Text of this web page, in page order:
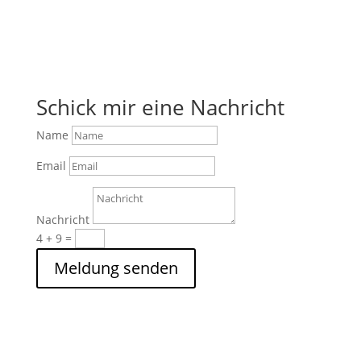
Schick mir eine Nachricht
Name
Email
Nachricht
4 + 9=
Meldung senden